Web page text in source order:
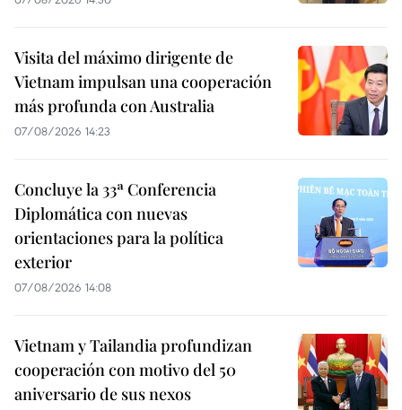
Visita del máximo dirigente de
Vietnam impulsan una cooperación
más profunda con Australia
07/08/2026 14:23
Concluye la 33ª Conferencia
Diplomática con nuevas
orientaciones para la política
exterior
07/08/2026 14:08
Vietnam y Tailandia profundizan
cooperación con motivo del 50
aniversario de sus nexos